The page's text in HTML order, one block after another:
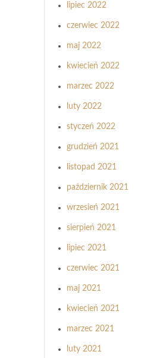
lipiec 2022
czerwiec 2022
maj 2022
kwiecień 2022
marzec 2022
luty 2022
styczeń 2022
grudzień 2021
listopad 2021
październik 2021
wrzesień 2021
sierpień 2021
lipiec 2021
czerwiec 2021
maj 2021
kwiecień 2021
marzec 2021
luty 2021